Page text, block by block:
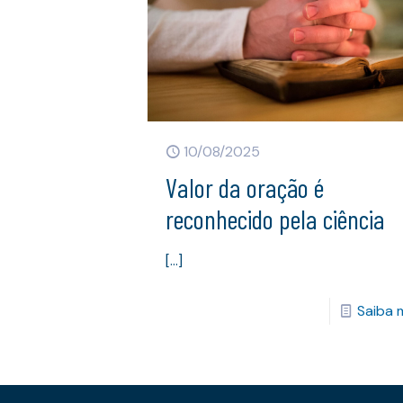
10/08/2025
Valor da oração é
reconhecido pela ciência
[…]
Saiba